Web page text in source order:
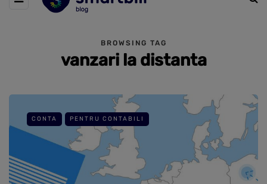
BROWSING TAG
vanzari la distanta
CONTA PENTRU CONTABILI